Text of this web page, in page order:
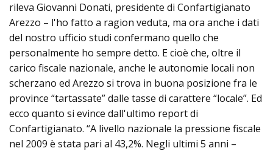
rileva Giovanni Donati, presidente di Confartigianato
Arezzo – l'ho fatto a ragion veduta, ma ora anche i dati
del nostro ufficio studi confermano quello che
personalmente ho sempre detto. E cioè che, oltre il
carico fiscale nazionale, anche le autonomie locali non
scherzano ed Arezzo si trova in buona posizione fra le
province “tartassate” dalle tasse di carattere “locale”. Ed
ecco quanto si evince dall'ultimo report di
Confartigianato. “A livello nazionale la pressione fiscale
nel 2009 è stata pari al 43,2%. Negli ultimi 5 anni –